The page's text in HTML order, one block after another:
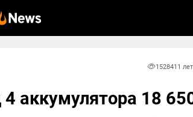
1528411
аккумулятора 18